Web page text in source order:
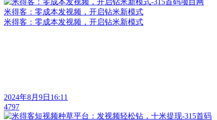
米得客：零成本发视频，开启钻米新模式
米得客：零成本发视频，开启钻米新模式
2024年8月9日16:11
4797